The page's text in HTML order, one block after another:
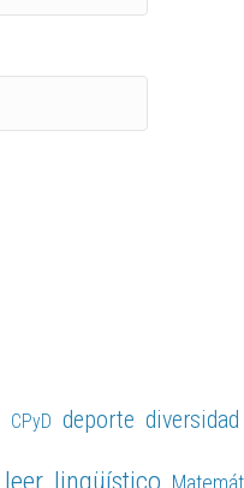
CPyD deporte diversidad
leer lingüístico